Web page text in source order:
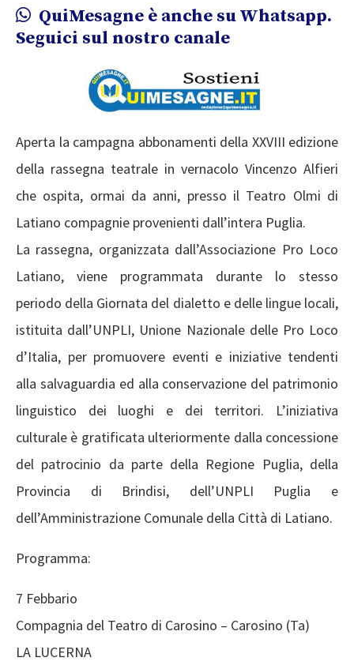
QuiMesagne è anche su Whatsapp.
Seguici sul nostro canale
Aperta la campagna abbonamenti della XXVIII edizione
della rassegna teatrale in vernacolo Vincenzo Alfieri
che ospita, ormai da anni, presso il Teatro Olmi di
Latiano compagnie provenienti dall’intera Puglia.
La rassegna, organizzata dall’Associazione Pro Loco
Latiano, viene programmata durante lo stesso
periodo della Giornata del dialetto e delle lingue locali,
istituita dall’UNPLI, Unione Nazionale delle Pro Loco
d’Italia, per promuovere eventi e iniziative tendenti
alla salvaguardia ed alla conservazione del patrimonio
linguistico dei luoghi e dei territori. L’iniziativa
culturale è gratificata ulteriormente dalla concessione
del patrocinio da parte della Regione Puglia, della
Provincia di Brindisi, dell’UNPLI Puglia e
dell’Amministrazione Comunale della Città di Latiano.
Programma:
7 Febbario
Compagnia del Teatro di Carosino – Carosino (Ta)
LA LUCERNA